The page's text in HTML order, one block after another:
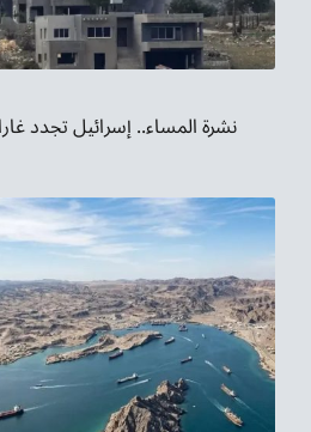
نشرة المساء.. إسرائيل تجدد